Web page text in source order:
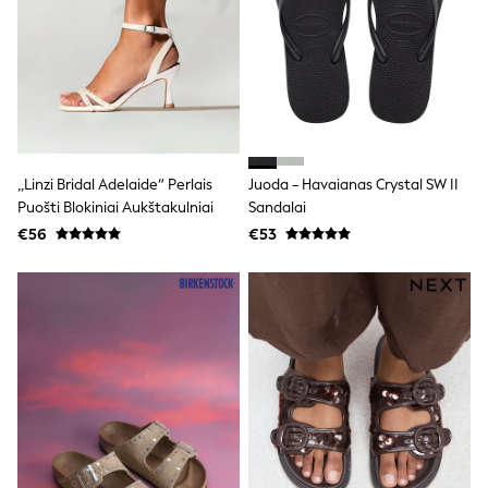
Start Rite
Smiggle
Eastpak
All Accessories
All Bags & Backpacks
Drink Bottles
Stationery
Jumpers
T-Shirts
Polo Shirts
GIRLS
New In
New in from Next
New In
Trending: Top & Short Sets
Trending: Clogs
„Linzi Bridal Adelaide“ Perlais
Puošti Blokiniai Aukštakulniai
€56
Juoda - Havaianas Crystal SW II
Sandalai
€53